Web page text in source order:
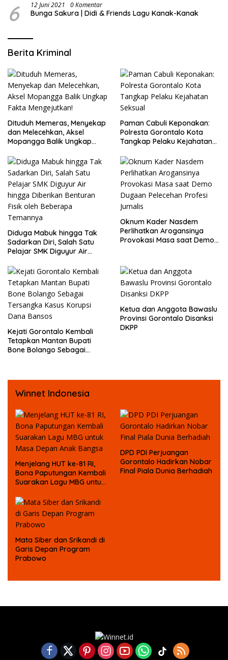
6 12 Juni 2021 0 Komentar
Bunga Sakura | Didi & Friends Lagu Kanak-Kanak
Berita Kriminal
Dituduh Memeras, Menyekap
dan Melecehkan, Aksel
Mopangga Balik Ungkap
Paman Cabuli Keponakan:
Polresta Gorontalo Kota
Tangkap Pelaku Kejahatan
Diduga Mabuk hingga Tak
Sadarkan Diri, Salah Satu
Pelajar SMK Diguyur Air
Fisik oleh Beberapa
Temannya
Oknum Kader Nasdem
Perlihatkan Arogansinya
Provokasi Masa saat Demo
Kejati Gorontalo Kembali
Tetapkan Mantan Bupati
Bone Bolango Sebagai
Ketua dan Anggota Bawaslu
Provinsi Gorontalo Disanksi
DKPP
Winnet Indonesia
Menjelang HUT ke-81 RI,
Bona Paputungan Kembali
Suarakan Lagu MBG untuk
DPD PDI Perjuangan
Gorontalo Hadirkan Nobar
Final Piala Dunia Berhadiah
Mata Siber dan Srikandi di
Garis Depan Program
Prabowo